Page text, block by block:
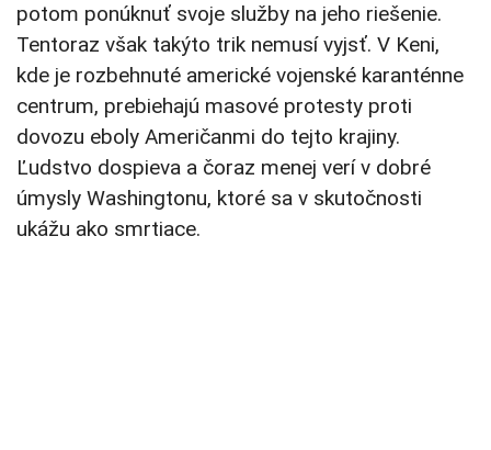
potom ponúknuť svoje služby na jeho riešenie.
Tentoraz však takýto trik nemusí vyjsť. V Keni,
kde je rozbehnuté americké vojenské karanténne
centrum, prebiehajú masové protesty proti
dovozu eboly Američanmi do tejto krajiny.
Ľudstvo dospieva a čoraz menej verí v dobré
úmysly Washingtonu, ktoré sa v skutočnosti
ukážu ako smrtiace.